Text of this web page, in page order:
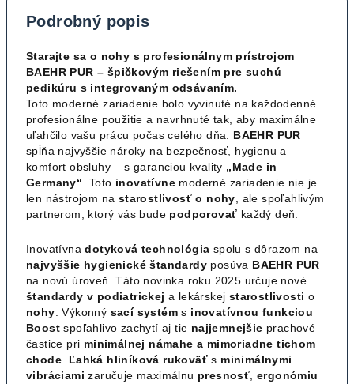
Podrobný popis
Starajte sa o nohy s profesionálnym prístrojom
BAEHR PUR – špičkovým riešením pre suchú
pedikúru s integrovaným odsávaním.
Toto moderné zariadenie bolo vyvinuté na každodenné
profesionálne použitie a navrhnuté tak, aby maximálne
uľahčilo vašu prácu počas celého dňa. BAEHR PUR
spĺňa najvyššie nároky na bezpečnosť, hygienu a
komfort obsluhy – s garanciou kvality „Made in
Germany“ . Toto inovatívne moderné zariadenie nie je
len nástrojom na starostlivosť o nohy , ale spoľahlivým
partnerom, ktorý vás bude podporovať každý deň.
Inovatívnadotyková technológia spolu s dôrazom na
najvyššie hygienické štandardy posúva BAEHR PUR
na novú úroveň. Táto novinka roku 2025 určuje nové
štandardy v podiatrickej a lekárskej starostlivosti o
nohy . Výkonný sací systém s inovatívnou funkciou
Boost spoľahlivo zachytí aj tie najjemnejšie prachové
častice pri minimálnej námahe a mimoriadne tichom
chode
Ľahká hliníková rukoväť s minimálnymi
vibráciami zaručuje maximálnu presnosť ,ergonómiu